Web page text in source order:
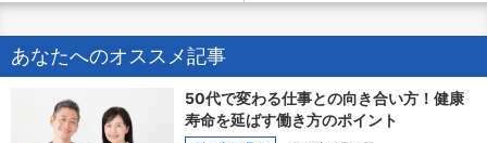
あなたへのオススメ記事
50代で変わる仕事との向き合い方！健康
寿命を延ばす働き方のポイント